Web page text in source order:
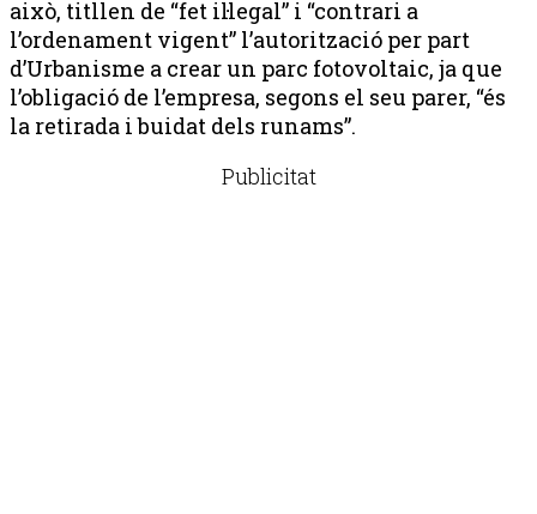
això, titllen de “fet il·legal” i “contrari a
l’ordenament vigent” l’autorització per part
d’Urbanisme a crear un parc fotovoltaic, ja que
l’obligació de l’empresa, segons el seu parer, “és
la retirada i buidat dels runams”.
Publicitat